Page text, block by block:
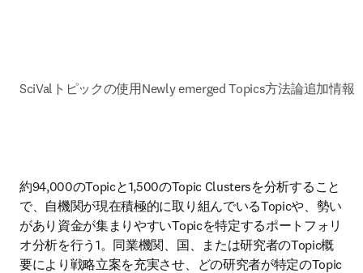
SciValトピックの使用Newly emerged Topics方法論追加情報
約94,000のTopicと1,500のTopic Clustersを分析すること
で、自機関が現在積極的に取り組んでいるTopicや、勢い
があり資金が集まりやすいTopicを特定するポートフォリ
オ分析を行う1。同業機関、国、または研究者のTopic概
要により戦略立案を充実させ、どの研究者が特定のTopic